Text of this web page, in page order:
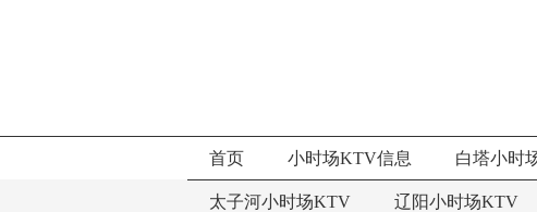
首页 小时场KTV信息 白塔小时
太子河小时场KTV 辽阳小时场KTV